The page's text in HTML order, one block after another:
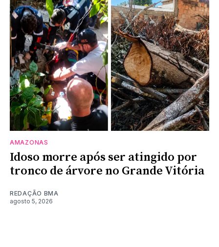
AMAZONAS
Idoso morre após ser atingido por
tronco de árvore no Grande Vitória
REDAÇÃO BMA
agosto 5, 2026